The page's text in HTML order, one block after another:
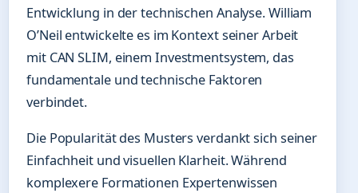
Entwicklung in der technischen Analyse. William
O’Neil entwickelte es im Kontext seiner Arbeit
mit CAN SLIM, einem Investmentsystem, das
fundamentale und technische Faktoren
verbindet.
Die Popularität des Musters verdankt sich seiner
Einfachheit und visuellen Klarheit. Während
komplexere Formationen Expertenwissen